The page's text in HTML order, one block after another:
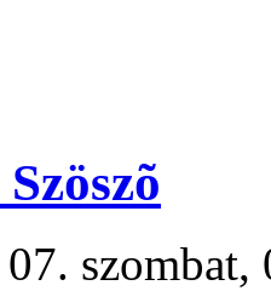
07.